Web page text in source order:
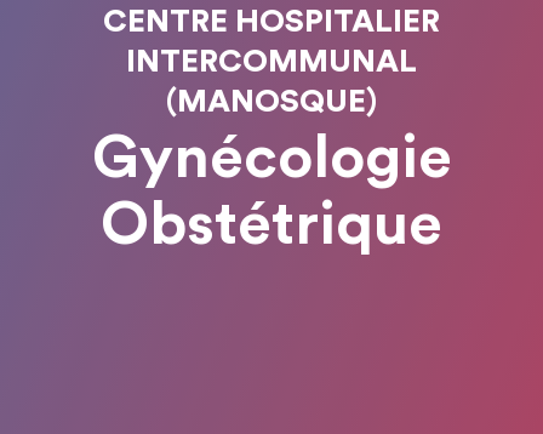
CENTRE HOSPITALIER
INTERCOMMUNAL
(MANOSQUE)
Gynécologie
Obstétrique